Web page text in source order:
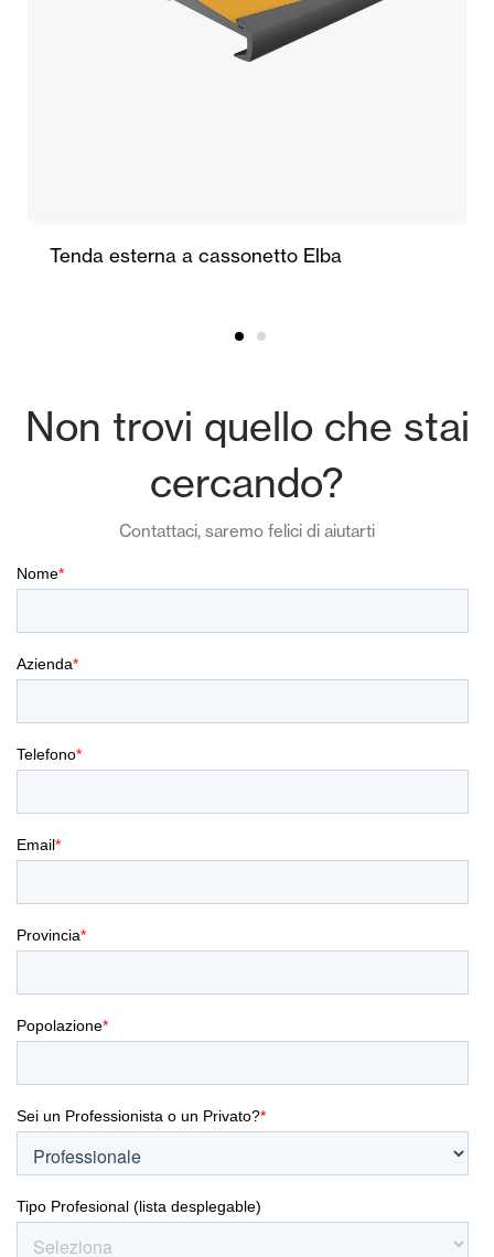
Tenda esterna a cassonetto Elba
Non trovi quello che stai
cercando?
Contattaci, saremo felici di aiutarti